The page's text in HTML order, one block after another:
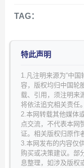
TAG：
特此声明
1.凡注明来源为“中
容，版权均归中国轮
载、引用，须注明来
将依法追究相关责任。
2.本网转载其他媒体
点交流，不代表本网
证。相关版权归原作
3.本网发布的内容仅
购买或决策建议。部
息整理，如涉及版权